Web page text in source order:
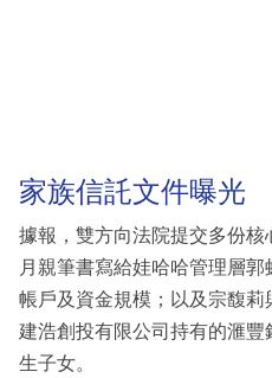
家族信託文件曝光
據報，雙方向法院提交多份
月親筆書寫給娃哈哈管理層
帳戶及資金規模；以及宗馥
建浩創投有限公司持有的滙
生子女。